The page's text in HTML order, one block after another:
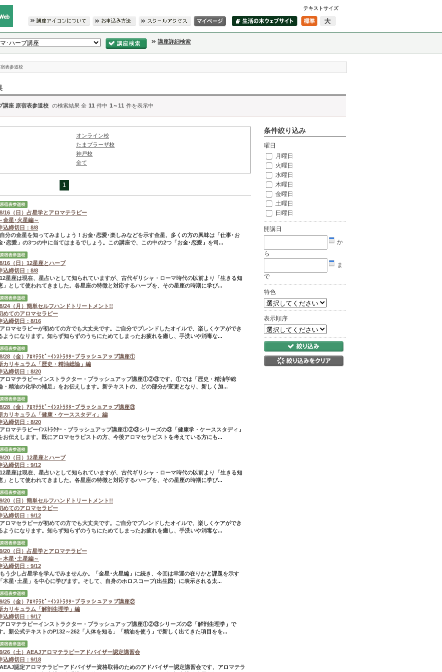
テキストサイズ
講座詳細検索
宿表参道校
講座 原宿表参道校 の検索結果 全 11 件中 1～11 件を表示中
オンライン校
たまプラーザ校
神戸校
全て
1
8/16（日）占星学とアロマテラピー
金星･火星編～
込締切日：8/8
自分の金星を知ってみましょう！お金･恋愛･楽しみなどを示す金星。多くの方の興味は「仕事･お
･恋愛」の3つの中に当てはまるでしょう。この講座で、この中の2つ「お金･恋愛」を司...
8/16（日）12星座とハーブ
込締切日：8/8
12星座は現在、星占いとして知られていますが、古代ギリシャ・ローマ時代の以前より「生きる知
」として使われてきました。各星座の特徴と対応するハーブを、その星座の時期に学び...
8/24（月）簡単セルフハンドトリートメント!!
めてのアロマセラピー
込締切日：8/16
アロマセラピーが初めての方でも大丈夫です。ご自分でブレンドしたオイルで、楽しくケアができ
ようになります。知らず知らずのうちにためてしまったお疲れを癒し、手洗いや消毒な...
8/28（金）ｱﾛﾏﾃﾗﾋﾟｰｲﾝｽﾄﾗｸﾀｰブラッシュアップ講座①
カリキュラム「歴史・精油総論」編
込締切日：8/20
アロマテラピーインストラクター・ブラッシュアップ講座①②③です。①では「歴史・精油学総
・精油の化学の補足」をお伝えします。新テキストの、どの部分が変更となり、新しく加...
8/28（金）ｱﾛﾏﾃﾗﾋﾟｰｲﾝｽﾄﾗｸﾀｰブラッシュアップ講座③
カリキュラム「健康・ケーススタディ」編
込締切日：8/20
アロマテラピーｲﾝｽﾄﾗｸﾀｰ・ブラッシュアップ講座①②③シリーズの③「健康学・ケーススタディ」
お伝えします。既にアロマセラピストの方、今後アロマセラピストを考えている方にも...
9/20（日）12星座とハーブ
込締切日：9/12
12星座は現在、星占いとして知られていますが、古代ギリシャ・ローマ時代の以前より「生きる知
」として使われてきました。各星座の特徴と対応するハーブを、その星座の時期に学び...
9/20（日）簡単セルフハンドトリートメント!!
めてのアロマセラピー
込締切日：9/12
アロマセラピーが初めての方でも大丈夫です。ご自分でブレンドしたオイルで、楽しくケアができ
ようになります。知らず知らずのうちにためてしまったお疲れを癒し、手洗いや消毒な...
9/20（日）占星学とアロマテラピー
木星･土星編～
込締切日：9/12
もう少し占星学を学んでみませんか。「金星･火星編」に続き、今回は幸運の在りかと課題を示す
「木星･土星」を中心に学びます。そして、自身のホロスコープ(出生図）に表示される太...
9/25（金）ｱﾛﾏﾃﾗﾋﾟｰｲﾝｽﾄﾗｸﾀｰブラッシュアップ講座②
カリキュラム「解剖生理学」編
込締切日：9/17
アロマテラピーインストラクター・ブラッシュアップ講座①②③シリーズの②「解剖生理学」で
。新公式テキストのP132～262「人体を知る」「精油を使う」で新しく出てきた項目をを...
9/26（土）AEAJアロマテラピーアドバイザー認定講習会
込締切日：9/18
AEAJ認定アロマテラピーアドバイザー資格取得のためのアドバイザー認定講習会です。アロマテラ
条件絞り込み
曜日
月曜日
火曜日
水曜日
木曜日
金曜日
土曜日
日曜日
開講日
か
ら
ま
で
特色
表示順序